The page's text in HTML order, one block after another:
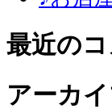
最近の
アーカ